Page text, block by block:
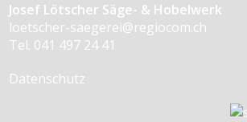
Josef Lötscher Säge- & Hobelwerk
loetscher-saegerei@regiocom.ch
Tel. 041 497 24 41
Datenschutz